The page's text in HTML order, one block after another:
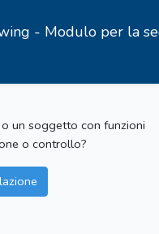
- Modulo per la
un soggetto con funzioni
o controllo?